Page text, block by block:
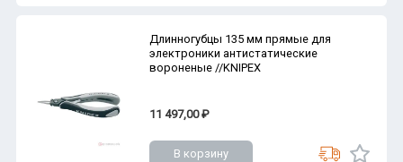
Длинногубцы 135 мм прямые для
электроники антистатические
вороненые //KNIPEX
11 497,00 ₽
В корзину